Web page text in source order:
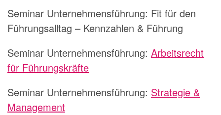
Seminar Unternehmensführung: Fit für den
Führungsalltag – Kennzahlen & Führung
Seminar Unternehmensführung: Arbeitsrecht
für Führungskräfte
Seminar Unternehmensführung: Strategie &
Management